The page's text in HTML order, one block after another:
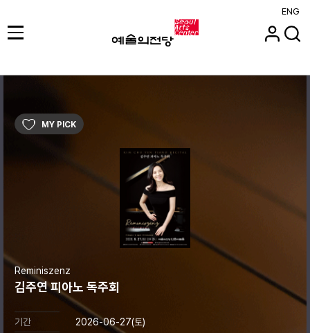
ENG
MY PICK
Reminiszenz
김주연 피아노 독주회
기간
2026-06-27(토)